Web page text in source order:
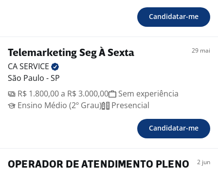
Candidatar-me
Telemarketing Seg À Sexta 29 mai
CASERVICE
São Paulo - SP
R$ 1.800,00 a R$ 3.000,00
Sem experiência
Ensino Médio (2º Grau)
Presencial
Candidatar-me
OPERADOR DE ATENDIMENTO PLENO 2 jun